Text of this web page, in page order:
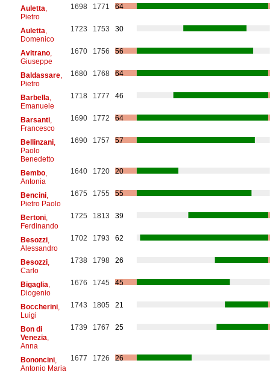
Auletta
Pietro
1698 1771 64
Auletta
Domenico
1723 1753 30
Avitrano,
Giuseppe
1670 1756 56
Baldassare,
Pietro
1680 1768 64
Barbella
Emanuele
1718 1777 46
Barsanti,
Francesco
1690 1772 64
Bellinzani,
Paolo
Benedetto
1690 1757 57
Bembo,
Antonia
1640 1720 20
Bencini,
Pietro Paolo
1675 1755 55
Bertoni,
Ferdinando
1725 1813 39
Besozzi,
Alessandro
1702 1793 62
Besozzi,
Carlo
1738 1798 26
Bigaglia
Diogenio
1676 1745 45
Boccherini,
Luigi
1743 1805 21
Bon di
Venezia
Anna
1739 1767 25
Bononcini,
Antonio Maria
1677 1726 26